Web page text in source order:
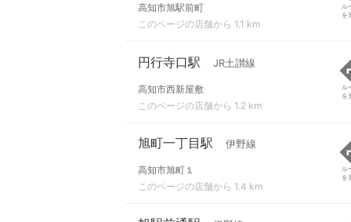
高知市旭駅前町
このページの店舗から 1.1 km
ル
を
円行寺口駅 JR土讃線
高知市西新屋敷
このページの店舗から 1.2 km
ル
を
旭町一丁目駅 伊野線
高知市旭町１
このページの店舗から 1.4 km
ル
を